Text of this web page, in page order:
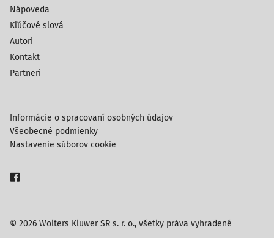
Nápoveda
Kľúčové slová
Autori
Kontakt
Partneri
© 2026 Wolters Kluwer SR s. r. o., všetky práva vyhradené
Informácie o spracovaní osobných údajov
Všeobecné podmienky
Nastavenie súborov cookie